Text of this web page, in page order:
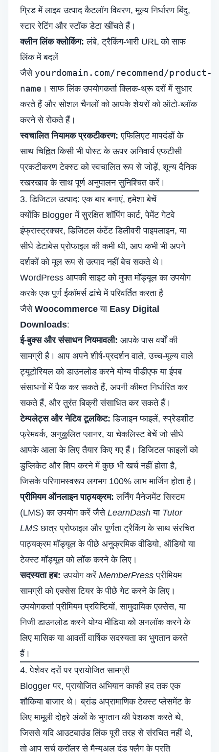
ग्रिड में लाइव उत्पाद कैटलॉग विवरण, मूल्य निर्धारण बिंदु,
स्टार रेटिंग और स्टॉक डेटा खींचते हैं।
क्लीन लिंक क्लोकिंग: लंबे, ट्रैकिंग-भारी URL को साफ
लिंक में बदलें
जैसे yourdomain.com/recommend/product-
name । साफ लिंक उपयोगकर्ता क्लिक-थ्रू दरों में सुधार
करते हैं और सोशल चैनलों को आपके शेयरों को ऑटो-ब्लॉक
करने से रोकते हैं।
स्वचालित नियामक प्रकटीकरण: एफिलिएट मापदंडों के
साथ चिह्नित किसी भी पोस्ट के ऊपर अनिवार्य एफटीसी
प्रकटीकरण टेक्स्ट को स्वचालित रूप से जोड़ें, शून्य दैनिक
रखरखाव के साथ पूर्ण अनुपालन सुनिश्चित करें।
3. डिजिटल उत्पाद: एक बार बनाएं, हमेशा बेचें
क्योंकि Blogger में सुरक्षित शॉपिंग कार्ट, पेमेंट गेटवे
इंफ्रास्ट्रक्चर, डिजिटल कंटेंट डिलीवरी पाइपलाइन, या
सीधे डेटाबेस प्रोफाइल की कमी थी, आप कभी भी अपने
दर्शकों को मूल रूप से उत्पाद नहीं बेच सकते थे।
WordPress आपकी साइट को मुफ्त मॉड्यूल का उपयोग
करके एक पूर्ण ईकॉमर्स ढांचे में परिवर्तित करता है
जैसे Woocommerce या Easy Digital
Downloads:
ई-बुक्स और संसाधन नियमावली: आपके पास वर्षों की
सामग्री है। आप अपने शीर्ष-प्रदर्शन वाले, उच्च-मूल्य वाले
ट्यूटोरियल को डाउनलोड करने योग्य पीडीएफ या ईपब
संसाधनों में पैक कर सकते हैं, अपनी कीमत निर्धारित कर
सकते हैं, और तुरंत बिक्री संसाधित कर सकते हैं।
टेम्पलेट्स और नेटिव टूलकिट: डिजाइन फाइलें, स्प्रेडशीट
फ्रेमवर्क, अनुकूलित प्लानर, या चेकलिस्ट बेचें जो सीधे
आपके आला के लिए तैयार किए गए हैं। डिजिटल फाइलों को
डुप्लिकेट और शिप करने में कुछ भी खर्च नहीं होता है,
जिसके परिणामस्वरूप लगभग 100% लाभ मार्जिन होता है।
प्रीमियम ऑनलाइन पाठ्यक्रम: लर्निंग मैनेजमेंट सिस्टम
(LMS) का उपयोग करें जैसे LearnDash या Tutor
LMS छात्र प्रोफाइल और पूर्णता ट्रैकिंग के साथ संरचित
पाठ्यक्रम मॉड्यूल के पीछे अनुक्रमिक वीडियो, ऑडियो या
टेक्स्ट मॉड्यूल को लॉक करने के लिए।
सदस्यता हब: उपयोग करें MemberPress प्रीमियम
सामग्री को एक्सेस टियर के पीछे गेट करने के लिए।
उपयोगकर्ता प्रीमियम प्रविष्टियों, सामुदायिक एक्सेस, या
निजी डाउनलोड करने योग्य मीडिया को अनलॉक करने के
लिए मासिक या आवर्ती वार्षिक सदस्यता का भुगतान करते
हैं।
4. पेशेवर दरों पर प्रायोजित सामग्री
Blogger पर, प्रायोजित अभियान काफी हद तक एक
शौकिया बाजार थे। ब्रांड अप्रामाणिक टेक्स्ट प्लेसमेंट के
लिए मामूली दोहरे अंकों के भुगतान की पेशकश करते थे,
जिससे यदि आउटबाउंड लिंक पूरी तरह से संरचित नहीं थे,
तो आप सर्च क्रॉलर से मैन्युअल दंड फ्लैग के प्रति